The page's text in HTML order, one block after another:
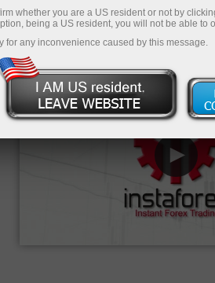
whether you are a US resident or not by
being a US resident, you will not be able to
for any inconvenience caused by this message.